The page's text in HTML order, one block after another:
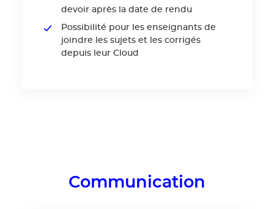
devoir après la date de rendu
Possibilité pour les enseignants de
joindre les sujets et les corrigés
depuis leur Cloud
Communication